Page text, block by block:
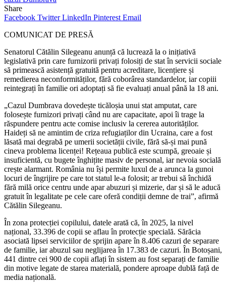
Share
Facebook Twitter LinkedIn Pinterest Email
COMUNICAT DE PRESĂ
Senatorul Cătălin Silegeanu anunță că lucrează la o inițiativă
legislativă prin care furnizorii privați folosiți de stat în servicii sociale
să primească asistență gratuită pentru acreditare, licențiere și
remedierea neconformităților, fără coborârea standardelor, iar copiii
reintegrați în familie ori adoptați să fie evaluați anual până la 18 ani.
„Cazul Dumbrava dovedește ticăloșia unui stat amputat, care
folosește furnizori privați când nu are capacitate, apoi îi trage la
răspundere pentru acte comise inclusiv la cererea autorităților.
Haideți să ne amintim de criza refugiaților din Ucraina, care a fost
lăsată mai degrabă pe umerii societății civile, fără să-și mai pună
cineva problema licenței! Rețeaua publică este scumpă, greoaie și
insuficientă, cu bugete înghițite masiv de personal, iar nevoia socială
crește alarmant. România nu își permite luxul de a arunca la gunoi
locuri de îngrijire pe care tot statul le-a folosit; ar trebui să închidă
fără milă orice centru unde apar abuzuri și mizerie, dar și să le aducă
gratuit în legalitate pe cele care oferă condiții demne de trai”, afirmă
Cătălin Silegeanu.
În zona protecției copilului, datele arată că, în 2025, la nivel
național, 33.396 de copii se aflau în protecție specială. Sărăcia
asociată lipsei serviciilor de sprijin apare în 8.406 cazuri de separare
de familie, iar abuzul sau neglijarea în 17.383 de cazuri. În Botoșani,
441 dintre cei 900 de copii aflați în sistem au fost separați de familie
din motive legate de starea materială, pondere aproape dublă față de
media națională.